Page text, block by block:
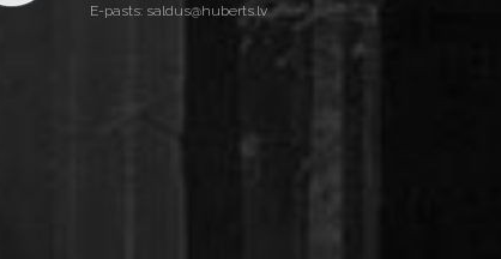
E-pasts: saldus@huberts.lv